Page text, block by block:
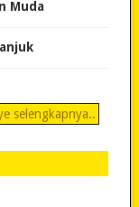
Muda
selengkapnya..